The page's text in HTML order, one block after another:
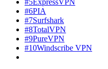
#6PIA
#7Surfshark
#8TotalVPN
#9PureVPN
#10Windscribe VPN